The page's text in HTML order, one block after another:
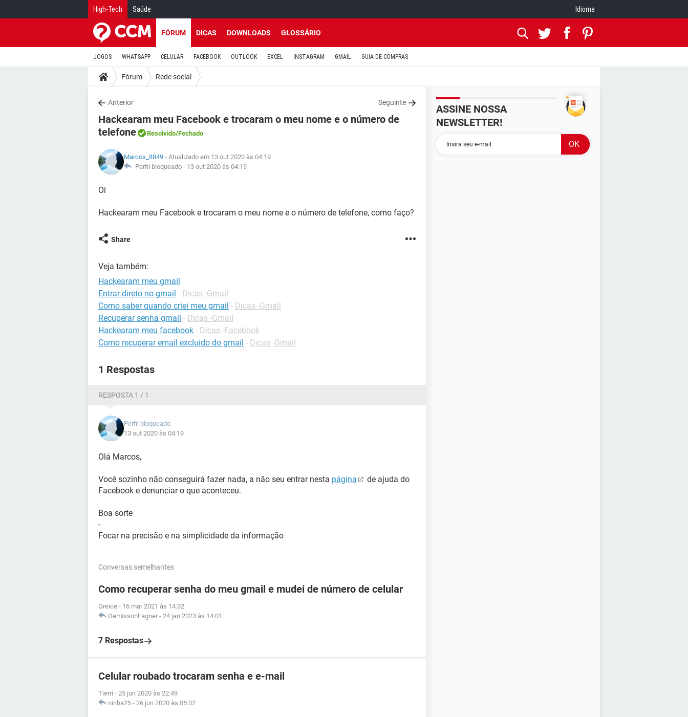
High-Tech Saúde Idioma
FÓRUM DICAS DOWNLOADS GLOSSÁRIO
JOGOS WHATSAPP CELULAR FACEBOOK OUTLOOK EXCEL INSTAGRAM GMAIL GUIA DE COMPRAS
Fórum Rede social
Anterior Seguinte
Hackearam meu Facebook e trocaram o meu nome e o número de
telefone
Resolvido/Fechado
Marcos_8849 - Atualizado em 13 out 2020 às 04:19
Perfil bloqueado - 13 out 2020 às 04:19
Oi
Hackearam meu Facebook e trocaram o meu nome e o número de telefone, como faço?
Share
Veja também:
Hackearam meu gmail
Entrar direto no gmail - Dicas -Gmail
Como saber quando criei meu gmail - Dicas -Gmail
Recuperar senha gmail - Dicas -Gmail
Hackearam meu facebook - Dicas -Facebook
Como recuperar email excluido do gmail - Dicas -Gmail
1 Respostas
RESPOSTA 1 / 1
Perfil bloqueado
13 out 2020 às 04:19
Olá Marcos,
Você sozinho não conseguirá fazer nada, a não seu entrar nesta página
de ajuda do
Facebook e denunciar o que aconteceu.
Boa sorte
-
Focar na precisão e na simplicidade da informação
Conversas semelhantes
Como recuperar senha do meu gmail e mudei de número de celular
Greice - 16 mar 2021 às 14:32
DemissonFagner - 24 jan 2023 às 14:01
7 Respostas
Celular roubado trocaram senha e e-mail
Tierri - 25 jun 2020 às 22:49
ninha25 - 26 jun 2020 às 05:02
ASSINE NOSSA
NEWSLETTER!